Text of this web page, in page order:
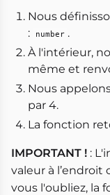
Nous
:
number .
À l'intérieur,
même et
Nous
par 4.
La fonction
IMPORTANT ! :
valeur à l’endroit
vous l'oubliez, la